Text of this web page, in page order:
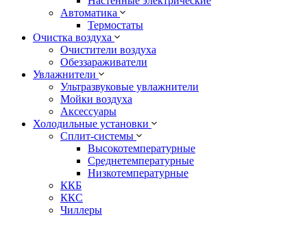
Автоматика
Термостаты
Очистка воздуха
Очистители воздуха
Обеззараживатели
Увлажнители
Ультразвуковые увлажнители
Мойки воздуха
Аксессуары
Холодильные установки
Сплит-системы
Высокотемпературные
Среднетемпературные
Низкотемпературные
ККБ
ККС
Чиллеры